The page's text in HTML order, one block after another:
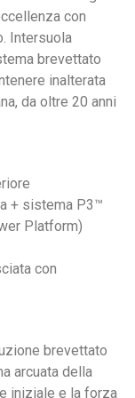
con
Intersuola
brevettato
inalterata
da oltre 20 anni
+ sistema P3™
Platform)
con
brevettato
arcuata della
iniziale e la forza